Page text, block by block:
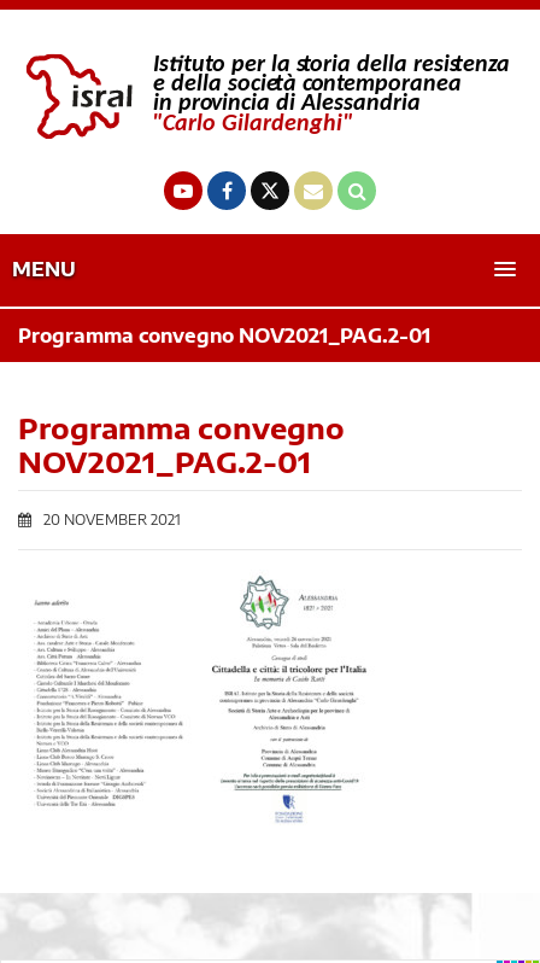
MENU
Programma convegno NOV2021_PAG.2-01
Programma convegno
NOV2021_PAG.2-01
20 NOVEMBER 2021